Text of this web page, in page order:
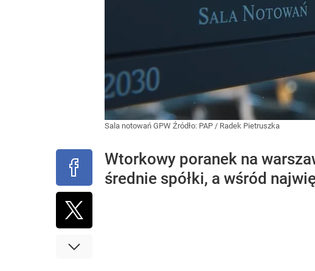
Sala notowań GPW Źródło: PAP / Radek Pietruszka
Wtorkowy poranek na
średnie spółki, a wśród